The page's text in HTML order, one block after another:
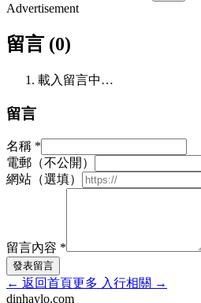
Advertisement
留言 (0)
載入留言中…
留言
名稱 *
電郵（不公開）
網站（選填）
留言內容 *
發表留言
← 返回首頁更多 入行相關 →
dinhaylo.com